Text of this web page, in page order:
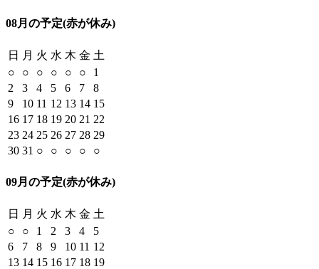
08月の予定(赤が休み)
日 月 火 水 木 金 土
○
○ ○ ○ ○ ○
1
2
3 4 5 6 7
8
9
10 11 12 13 14 15
16 17 18 19 20 21 22
23 24 25 26 27 28 29
30 31 ○ ○ ○ ○ ○
09月の予定(赤が休み)
日 月 火 水 木 金 土
○
○ 1 2 3 4
5
6
7 8 9 10 11 12
13 14 15 16 17 18 19